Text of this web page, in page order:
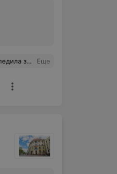
сосудиков, без сеточек и звездочек. Еще